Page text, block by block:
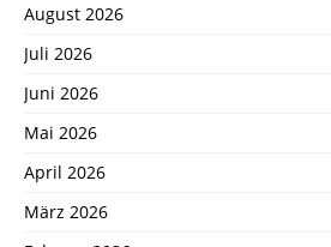
August 2026
Juli 2026
Juni 2026
Mai 2026
April 2026
März 2026